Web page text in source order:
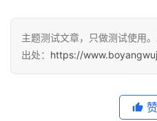
主题测试文章，只做测试使用
出处： https://
赞